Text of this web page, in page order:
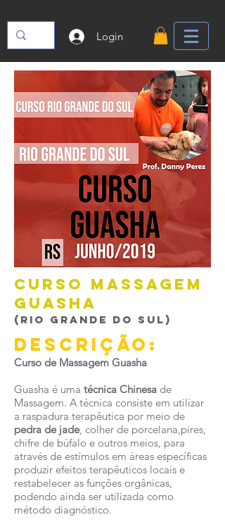
Login
Curso Massagem
Guasha
(Rio Grande do Sul)
Descrição:
Curso de Massagem Guasha
Guasha é uma técnica Chinesa de
Massagem. A técnica consiste em utilizar
a raspadura terapêutica por meio de
pedra de jade, colher de porcelana,pires,
chifre de búfalo e outros meios, para
através de estímulos em áreas específicas
produzir efeitos terapêuticos locais e
restabelecer as funções orgânicas,
podendo ainda ser utilizada como
método diagnóstico.